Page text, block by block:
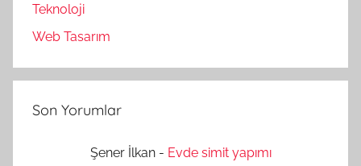
Teknoloji
Web Tasarım
Son Yorumlar
Şener İlkan - Evde simit yapımı